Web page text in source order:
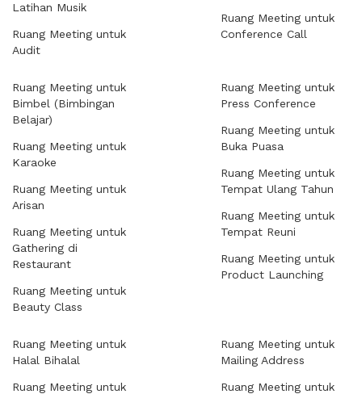
Latihan Musik
Ruang Meeting untuk
Audit
Ruang Meeting untuk
Conference Call
Ruang Meeting untuk
Bimbel (Bimbingan
Belajar)
Ruang Meeting untuk
Karaoke
Ruang Meeting untuk
Arisan
Ruang Meeting untuk
Gathering di
Restaurant
Ruang Meeting untuk
Beauty Class
Ruang Meeting untuk
Press Conference
Ruang Meeting untuk
Buka Puasa
Ruang Meeting untuk
Tempat Ulang Tahun
Ruang Meeting untuk
Tempat Reuni
Ruang Meeting untuk
Product Launching
Ruang Meeting untuk
Halal Bihalal
Ruang Meeting untuk
Ruang Meeting untuk
Mailing Address
Ruang Meeting untuk